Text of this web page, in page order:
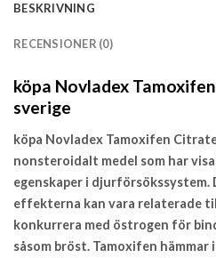
BESKRIVNING
RECENSIONER (0)
köpa Novladex
sverige
köpa Novladex Tamoxifen
nonsteroidalt medel som har
egenskaper i djurförsökssystem.
effekterna kan vara relaterade
konkurrera med östrogen för
såsom bröst. Tamoxifen